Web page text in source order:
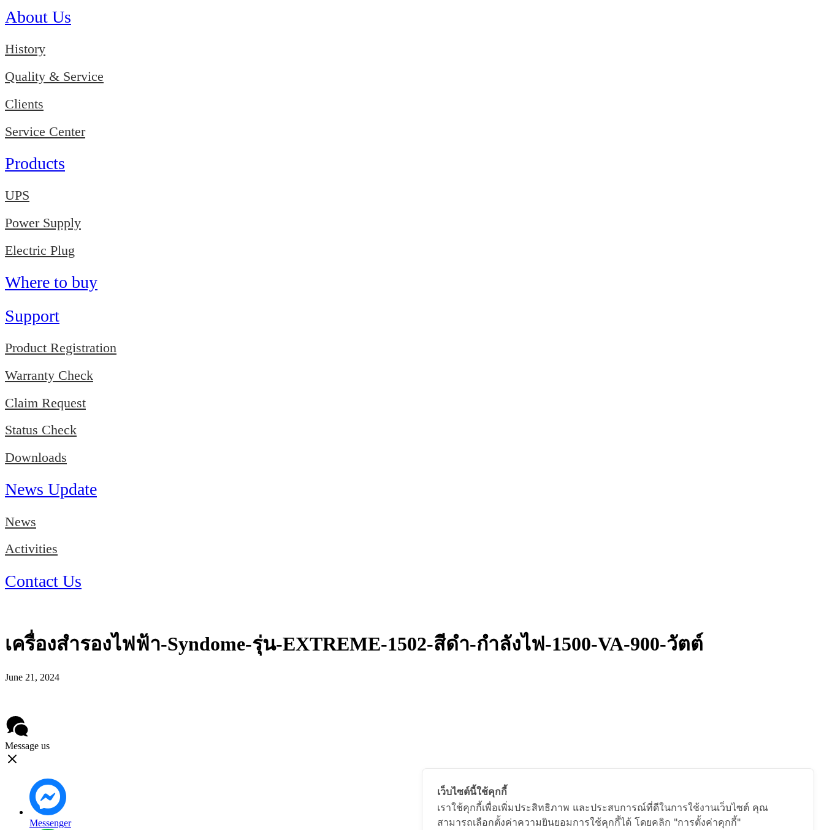
About Us
History
Quality & Service
Clients
Service Center
Products
UPS
Power Supply
Electric Plug
Where to buy
Support
Product Registration
Warranty Check
Claim Request
Status Check
Downloads
News Update
News
Activities
Contact Us
เครื่องสำรองไฟฟ้า-Syndome-รุ่น-EXTREME-1502-สีดำ-กำลังไฟ-1500-VA-900-วัตต์
June 21, 2024
Message us
Messenger
เว็บไซต์นี้ใช้คุกกี้
เราใช้คุกกี้เพื่อเพิ่มประสิทธิภาพ และประสบการณ์ที่ดีในการใช้งานเว็บไซต์ คุณ
สามารถเลือกตั้งค่าความยินยอมการใช้คุกกี้ได้ โดยคลิก "การตั้งค่าคุกกี้"